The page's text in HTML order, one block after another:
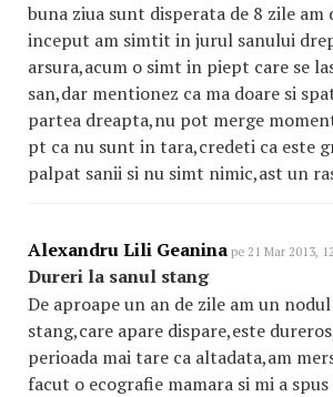
buna ziua sunt disperata de 8 zile
inceput am simtit in jurul sanului
arsura,acum o simt in piept care se
san,dar mentionez ca ma doare si
partea dreapta,nu pot merge
pt ca nu sunt in tara,credeti ca este
palpat sanii si nu simt nimic,ast un
Alexandru Lili Geanina pe 21 Mar 2013,
Dureri la sanul stang
De aproape un an de zile am un
stang,care apare dispare,este
perioada mai tare ca altadata,am
facut o ecografie mamara si mi a